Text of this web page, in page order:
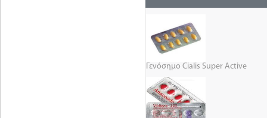
Γενόσημο Cialis Super Active